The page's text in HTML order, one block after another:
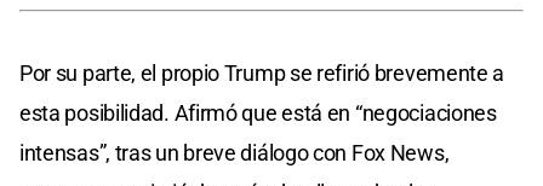
Por su parte, el propio Trump se refirió brevemente a
esta posibilidad. Afirmó que está en “negociaciones
intensas”, tras un breve diálogo con Fox News,